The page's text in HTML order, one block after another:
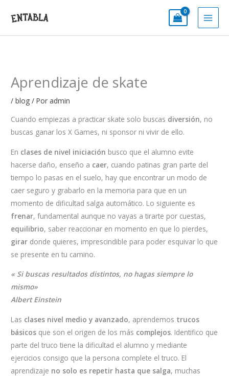
Aprendizaje de skate
/blog / Por admin
Cuando empiezas a practicar skate solo buscas diversión, no
buscas ganar los X Games, ni sponsor ni vivir de ello.
En clases de nivel iniciación busco que el alumno evite
hacerse daño, enseño a caer, cuando patinas gran parte del
tiempo lo pasas en el suelo, hay que encontrar un modo de
caer seguro y grabarlo en la memoria para que en un
momento de dificultad salga automático. Lo siguiente es
frenar, fundamental aunque no vayas a tirarte por cuestas,
equilibrio, saber reaccionar en momento en que lo pierdes,
girar donde quieres, imprescindible para poder esquivar lo que
se presente en tu camino.
« Si buscas resultados distintos, no hagas siempre lo
mismo»
Albert Einstein
Las clases nivel medio y avanzado, aprendemos trucos
básicos que son el origen de los más complejos. Identifico que
parte del truco tiene la dificultad el alumno y mediante
ejercicios consigo que la persona complete el truco. El
aprendizaje no solo es repetir hasta que salga, muchas